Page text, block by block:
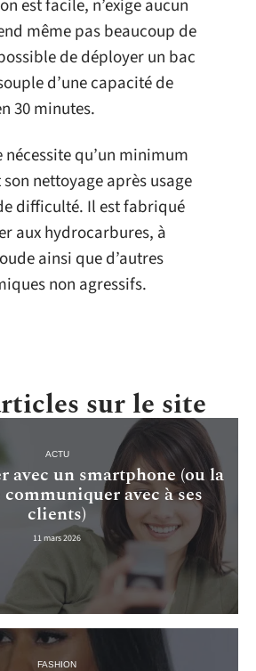
est facile, n’exige aucun
même pas beaucoup de
de déployer un bac
d’une capacité de
30 minutes.
nécessite qu’un minimum
son nettoyage après usage
difficulté. Il est fabriqué
aux hydrocarbures, à
ainsi que d’autres
non agressifs.
sur le site
ACTU
avec un smartphone (ou la
avec à ses
clients)
11 mars 2026
FASHION